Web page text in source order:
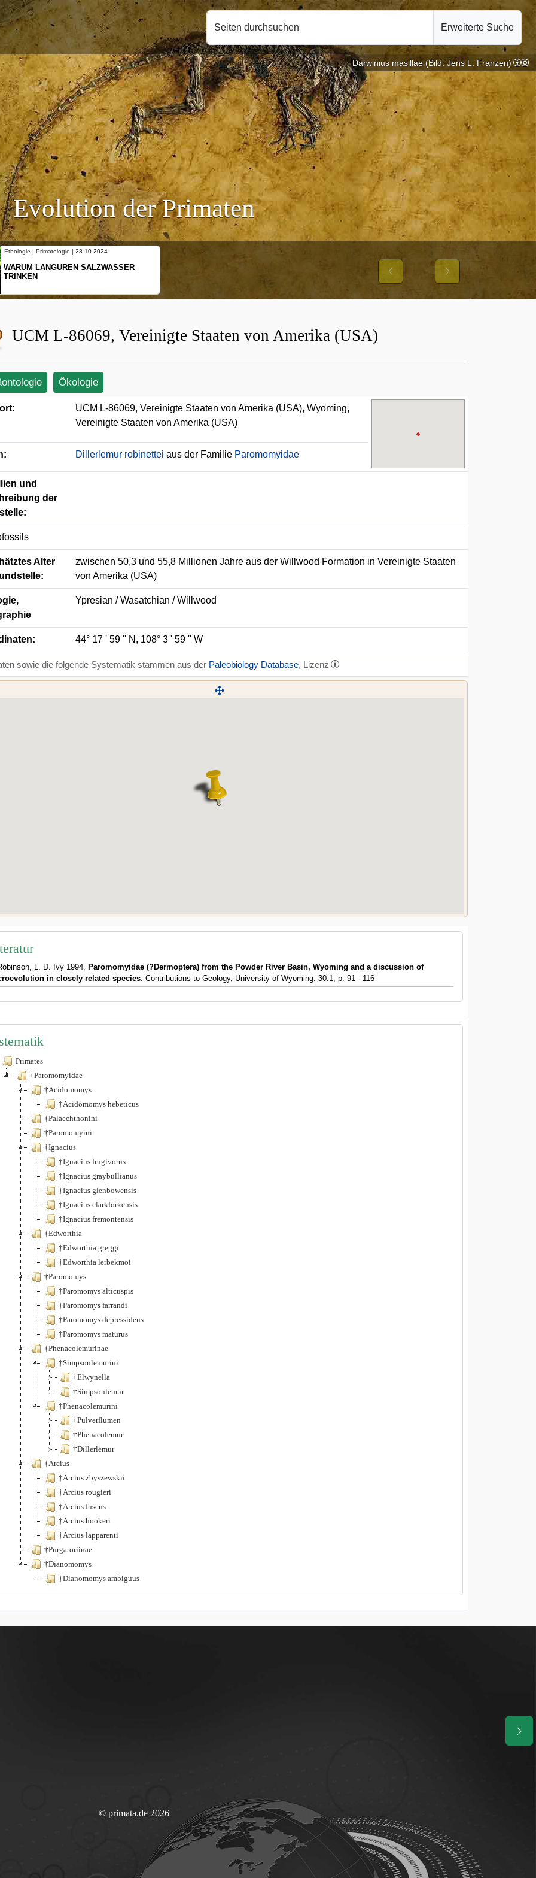
Seiten durchsuchen Erweiterte Suche
Evolution der Primaten
Ethologie | Primatologie |10.10.2024
NEUES VON WEIBLICHEN
SCHOPFGIBBONS UND IHRER
Previous Next
Darwinius masillae (Bild: Jens L. Franzen)
UCM L-86069, Vereinigte Staaten von Amerika (USA)
Ökologie
UCM L-86069, Vereinigte Staaten von Amerika (USA), Wyoming,
Vereinigte Staaten von Amerika (USA)
Dillerlemur robinettei aus der Familie Paromomyidae
und
der
Alter
zwischen 50,3 und 55,8 Millionen Jahre aus der Willwood Formation in Vereinigte Staaten
von Amerika (USA)
Ypresian / Wasatchian / Willwood
44° 17 ' 59 '' N, 108° 3 ' 59 '' W
sowie die folgende Systematik stammen aus der Paleobiology Database, Lizenz
L. D. Ivy 1994, Paromomyidae (?Dermoptera) from the Powder River Basin, Wyoming and a discussion of
in closely related species. Contributions to Geology, University of Wyoming. 30:1, p. 91 - 116
Primates
†Paromomyidae
†Acidomomys
†Acidomomys hebeticus
†Palaechthonini
†Paromomyini
†Ignacius
†Ignacius frugivorus
†Ignacius graybullianus
†Ignacius glenbowensis
†Ignacius clarkforkensis
†Ignacius fremontensis
†Edworthia
†Edworthia greggi
†Edworthia lerbekmoi
†Paromomys
†Paromomys alticuspis
†Paromomys farrandi
†Paromomys depressidens
†Paromomys maturus
†Phenacolemurinae
†Simpsonlemurini
†Elwynella
†Simpsonlemur
†Phenacolemurini
†Pulverflumen
†Phenacolemur
†Dillerlemur
†Arcius
†Arcius zbyszewskii
†Arcius rougieri
†Arcius fuscus
†Arcius hookeri
†Arcius lapparenti
†Purgatoriinae
†Dianomomys
†Dianomomys ambiguus
© primata.de 2026